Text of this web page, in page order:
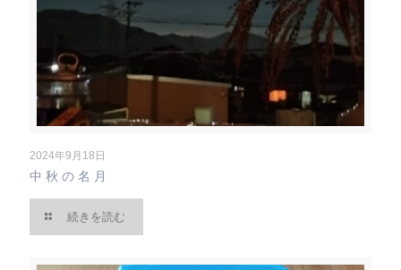
2024年9月18日
中秋の名月
続きを読む